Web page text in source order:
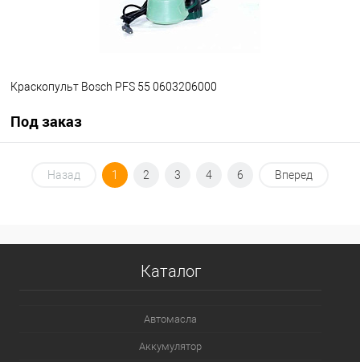
Краскопульт Bosch PFS 55 0603206000
Под заказ
Под заказ
Назад 1 2 3 4 6 Вперед
Каталог
Автомасла
Аккумулятор